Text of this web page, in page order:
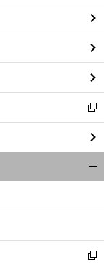
ーリング女子日本代表
上野美優が振り返る「
しかった
日本選手権と「
らかった
世界選手権
ウ
ィ
ン
ド
ウ
で
開
く
新
し
い
ウ
ィ
ン
ウ
開
く
新